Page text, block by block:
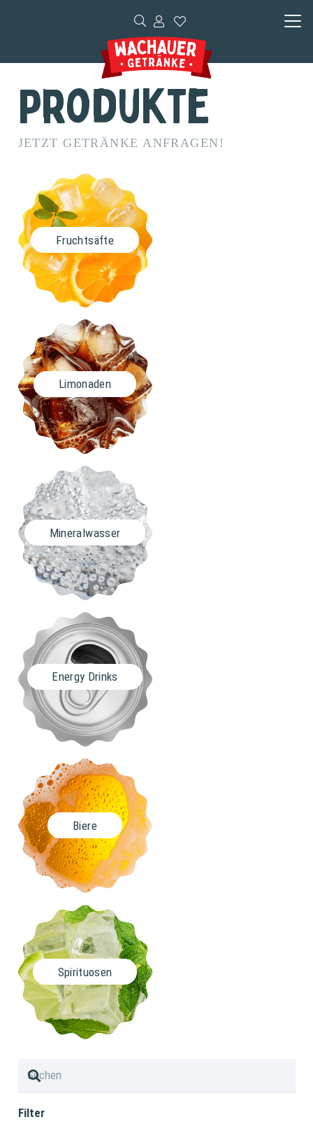
Produkte
JETZT GETRÄNKE ANFRAGEN!
Fruchtsäfte
Limonaden
Mineralwasser
Energy Drinks
Biere
Spirituosen
Filter